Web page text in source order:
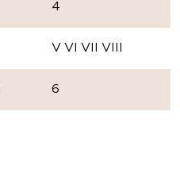
4
V VI VII VIII
6